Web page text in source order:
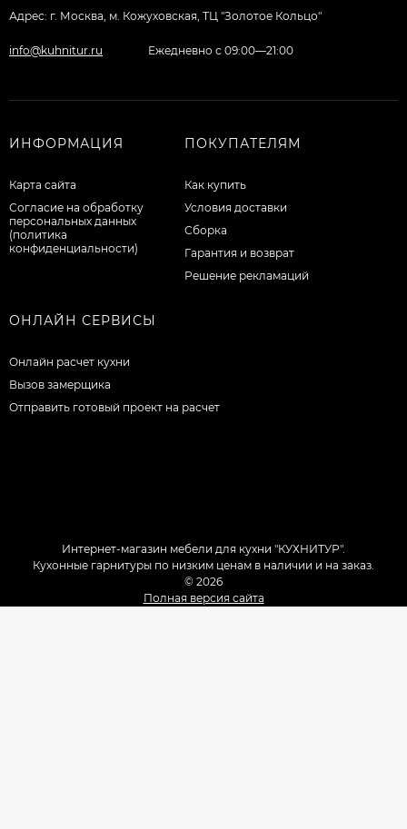
Адрес: г. Москва, м. Кожуховская, ТЦ "Золотое Кольцо"
info@kuhnitur.ru Ежедневно с 09:00—21:00
ИНФОРМАЦИЯ
Карта сайта
Согласие на обработку
персональных данных
(политика
конфиденциальности)
ПОКУПАТЕЛЯМ
Как купить
Условия доставки
Сборка
Гарантия и возврат
Решение рекламаций
ОНЛАЙН СЕРВИСЫ
Онлайн расчет кухни
Вызов замерщика
Отправить готовый проект на расчет
Интернет-магазин мебели для кухни "КУХНИТУР".
Кухонные гарнитуры по низким ценам в наличии и на заказ.
© 2026
Полная версия сайта